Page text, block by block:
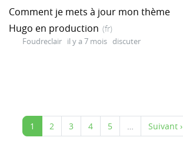
Comment je mets à jour mon thème
Hugo en production (fr)
Foudreclair il y a 7 mois discuter
1 2 3 4 5 Suivant ›